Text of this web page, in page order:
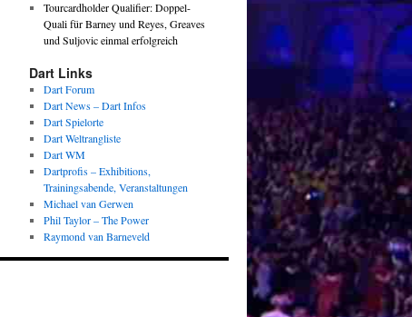
Tourcardholder Qualifier: Doppel-
Quali für Barney und Reyes, Greaves
und Suljovic einmal erfolgreich
Dart Links
Dart Forum
Dart News – Dart Infos
Dart Spielorte
Dart Weltrangliste
Dart WM
Dartprofis – Exhibitions,
Trainingsabende, Veranstaltungen
Michael van Gerwen
Phil Taylor – The Power
Raymond van Barneveld